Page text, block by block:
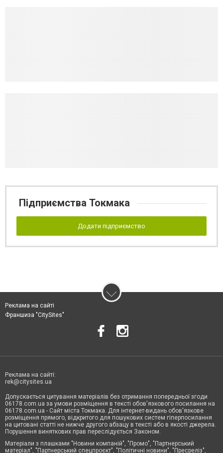
Підприємства Токмака
Додати підприємство
Реклама на сайті
Франшиза "CitySites"
Реклама на сайті:
rek@citysites.ua
Допускається цитування матеріалів без отримання попередньої згоди
06178.com.ua за умови розміщення в тексті обов'язкового посилання на
06178.com.ua - Сайт міста Токмака. Для інтернет-видань обов'язкове
розміщення прямого, відкритого для пошукових систем гіперпосилання
на цитовані статті не нижче другого абзацу в тексті або в якості джерела.
Порушення виняткових прав переслідується Законом.
Матеріали з плашками "Новини компаній", "Промо", "Партнерський
матеріал", "Партнерський спецпроєкт", "Політичні новини", "Пресреліз",